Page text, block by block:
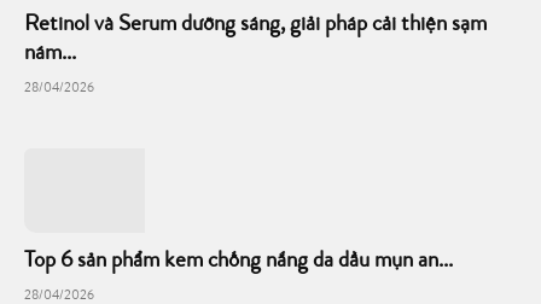
Retinol và Serum dưỡng sáng, giải pháp cải thiện sạm
nám...
28/04/2026
Top 6 sản phẩm kem chống nắng da dầu mụn an...
28/04/2026